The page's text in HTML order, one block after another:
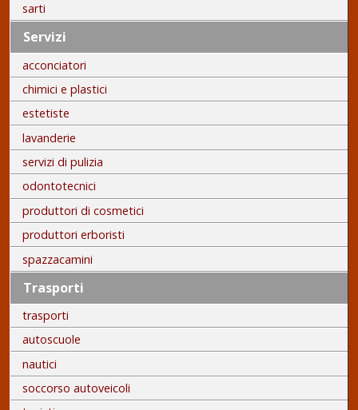
sarti
Servizi
acconciatori
chimici e plastici
estetiste
lavanderie
servizi di pulizia
odontotecnici
produttori di cosmetici
produttori erboristi
spazzacamini
Trasporti
trasporti
autoscuole
nautici
soccorso autoveicoli